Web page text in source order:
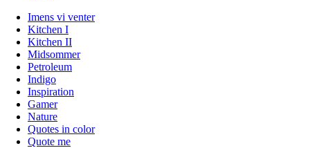
Imens vi venter
Kitchen I
Kitchen II
Midsommer
Petroleum
Indigo
Inspiration
Gamer
Nature
Quotes in color
Quote me